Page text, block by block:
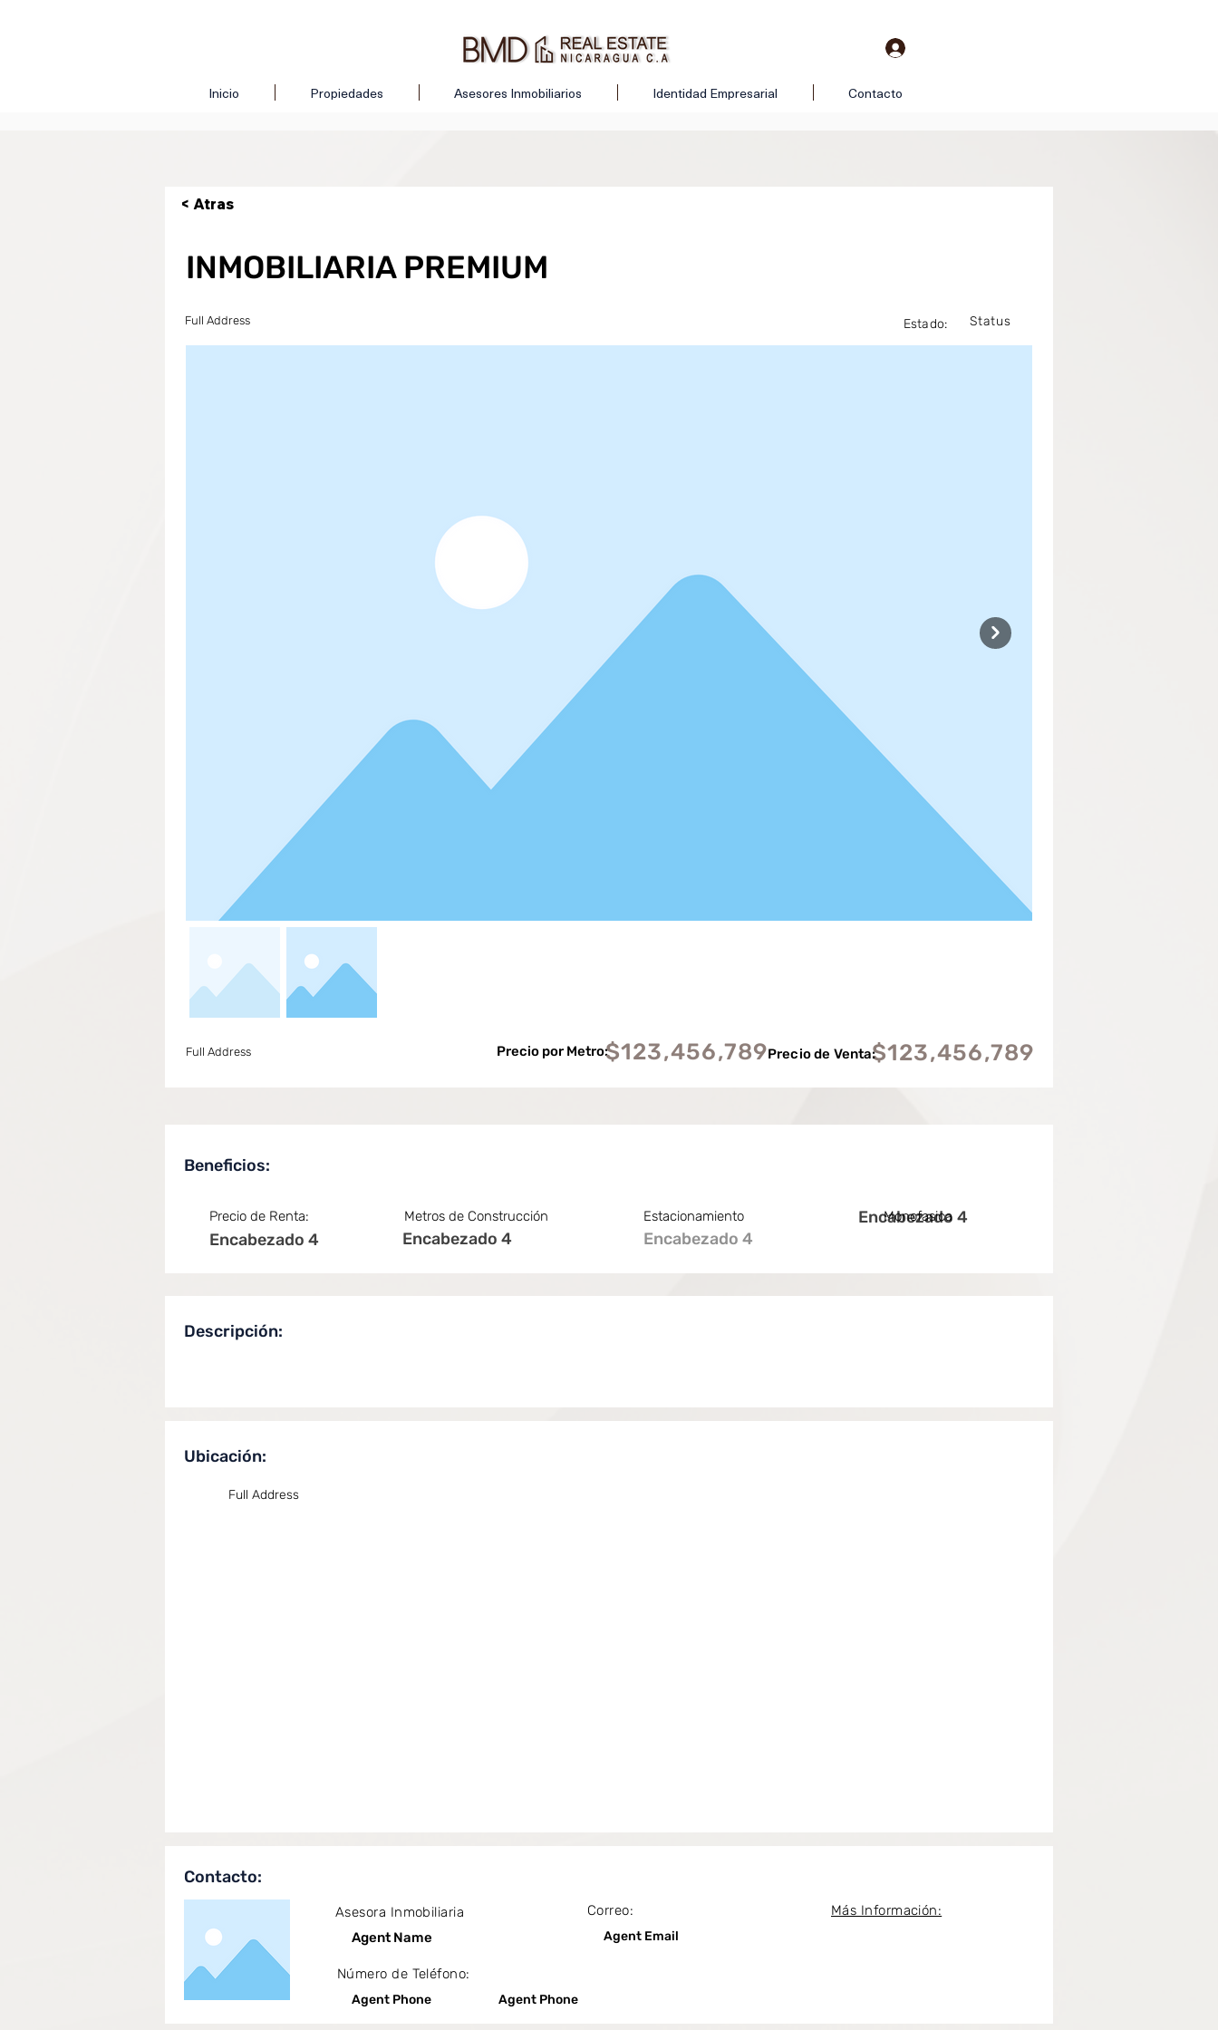
Inicio Propiedades Asesores Inmobiliarios Identidad Empresarial Contacto
< Atras
INMOBILIARIA PREMIUM
Full Address Estado: Status
Full Address Precio por Metro: $123,456,789
Precio de Venta:
$123,456,789
Beneficios:
Precio de Renta:
Encabezado 4
Metros de Construcción
Encabezado 4
Estacionamiento
Encabezado 4
Encabezado 4
Monofasica
Descripción:
Ubicación:
Full Address
Contacto:
Asesora Inmobiliaria Correo:
Más Información:
Agent Name
Agent Email
Número de Teléfono:
Agent Phone Agent Phone